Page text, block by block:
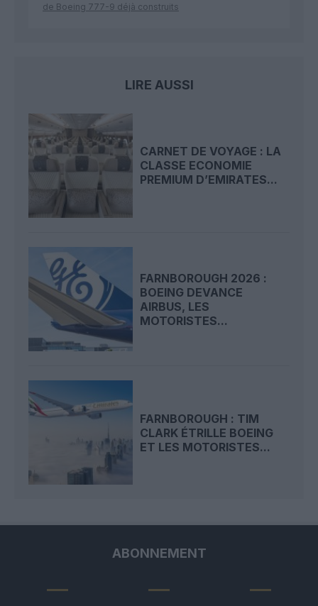
de Boeing 777-9 déjà construits
LIRE AUSSI
CARNET DE VOYAGE : LA
CLASSE ECONOMIE
PREMIUM D’EMIRATES...
FARNBOROUGH 2026 :
BOEING DEVANCE
AIRBUS, LES
MOTORISTES...
FARNBOROUGH : TIM
CLARK ÉTRILLE BOEING
ET LES MOTORISTES...
ABONNEMENT